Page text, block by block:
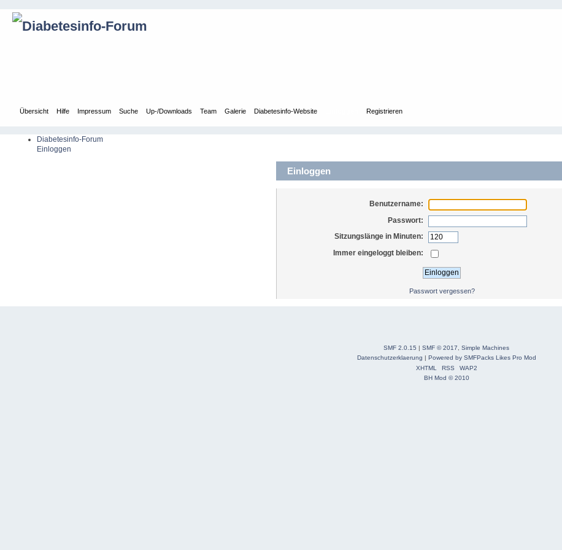
Übersicht Hilfe Impressum Suche Up-/Downloads Team Galerie Diabetesinfo-Website Registrieren
Diabetesinfo-Forum
Einloggen
Einloggen
Benutzername:
Passwort:
Sitzungslänge in Minuten:
Immer eingeloggt bleiben:
Passwort vergessen?
SMF 2.0.15 | SMF © 2017
Simple Machines
Datenschutzerklaerung | Powered by SMFPacks Likes Pro Mod
XHTML
RSS
WAP2
BH Mod © 2010